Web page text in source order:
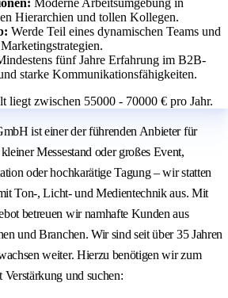
Moderne Arbeitsumgebung in
Hierarchien und tollen Kollegen.
Werde Teil eines dynamischen Teams und
fünf Jahre Erfahrung im B2B-
starke Kommunikationsfähigkeiten.
liegt zwischen 55000 - 70000 € pro Jahr.
ist einer der führenden Anbieter für
Messestand oder großes Event,
oder hochkarätige Tagung – wir statten
Ton-, Licht- und Medientechnik aus. Mit
betreuen wir namhafte Kunden aus
und Branchen. Wir sind seit über 35 Jahren
weiter. Hierzu benötigen wir zum
und suchen: